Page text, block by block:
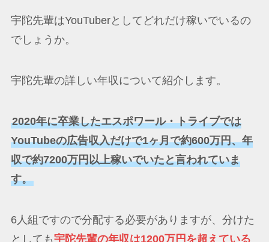
宇陀先輩はYouTuberとしてどれだけ稼いでいるの
でしょうか。
宇陀先輩の詳しい年収について紹介します。
2020年に卒業したエスポワール・トライブでは
YouTubeの広告収入だけで1ヶ月で約600万円、年
収で約7200万円以上稼いでいたと言われていま
す。
6人組ですので分配する必要がありますが、分けた
としても宇陀先輩の年収は1200万円を超えている